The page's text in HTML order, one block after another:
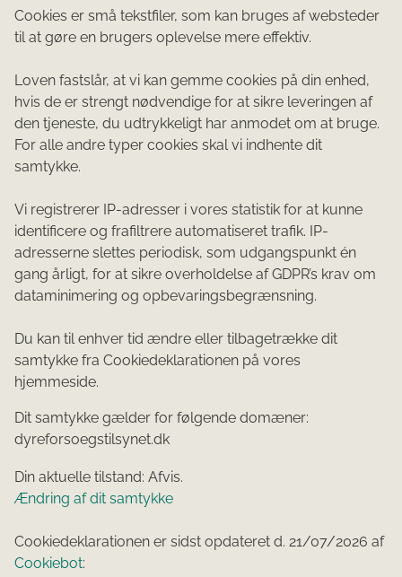
Cookies er små tekstfiler, som kan bruges af websteder
til at gøre en brugers oplevelse mere effektiv.
Loven fastslår, at vi kan gemme cookies på din enhed,
hvis de er strengt nødvendige for at sikre leveringen af
den tjeneste, du udtrykkeligt har anmodet om at bruge.
For alle andre typer cookies skal vi indhente dit
samtykke.
Vi registrerer IP-adresser i vores statistik for at kunne
identificere og frafiltrere automatiseret trafik. IP-
adresserne slettes periodisk, som udgangspunkt én
gang årligt, for at sikre overholdelse af GDPR’s krav om
dataminimering og opbevaringsbegrænsning.
Du kan til enhver tid ændre eller tilbagetrække dit
samtykke fra Cookiedeklarationen på vores
hjemmeside.
Dit samtykke gælder for følgende domæner:
dyreforsoegstilsynet.dk
Din aktuelle tilstand: Afvis.
Ændring af dit samtykke
Cookiedeklarationen er sidst opdateret d. 21/07/2026 af
Cookiebot: